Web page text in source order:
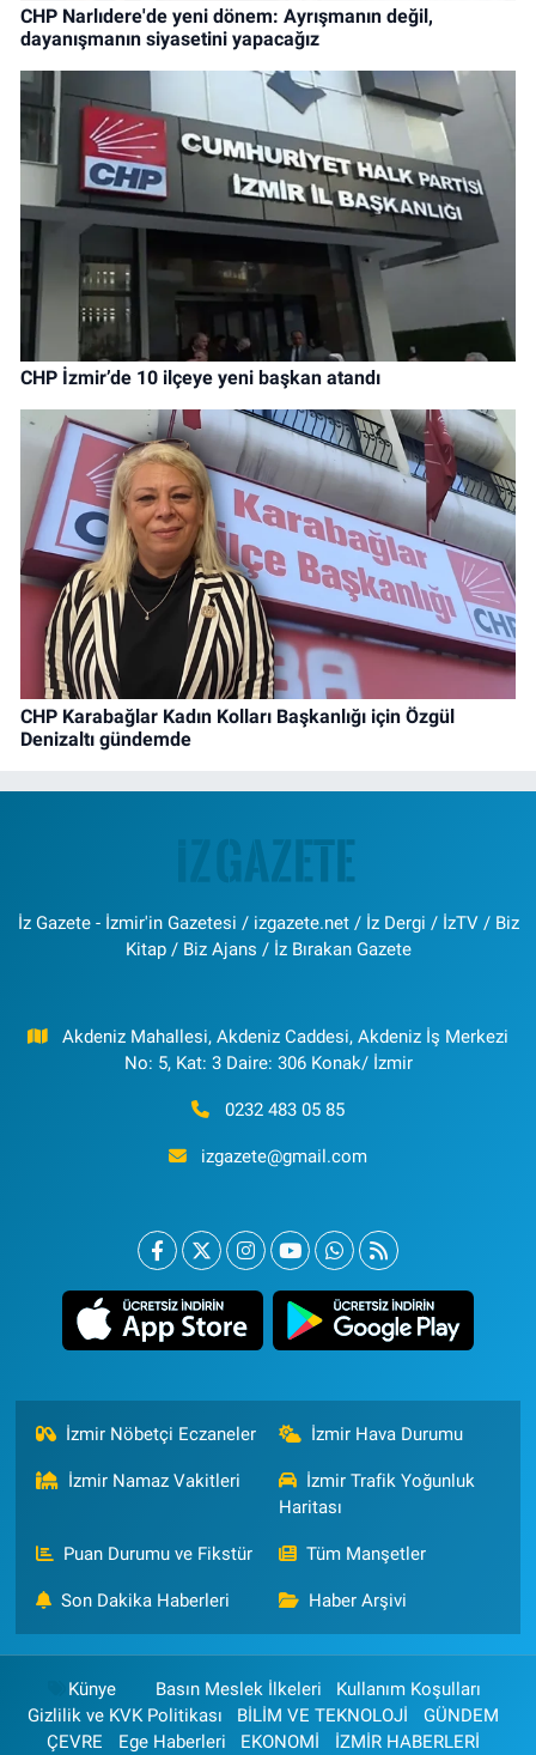
CHP Narlıdere'de yeni dönem: Ayrışmanın değil,
dayanışmanın siyasetini yapacağız
CHP İzmir’de 10 ilçeye yeni başkan atandı
CHP Karabağlar Kadın Kolları Başkanlığı için Özgül
Denizaltı gündemde
İz Gazete - İzmir'in Gazetesi / izgazete.net / İz Dergi / İzTV / Biz
Kitap / Biz Ajans / İz Bırakan Gazete
Akdeniz Mahallesi, Akdeniz Caddesi, Akdeniz İş Merkezi
No: 5, Kat: 3 Daire: 306 Konak/ İzmir
0232 483 05 85
izgazete@gmail.com
İzmir Nöbetçi Eczaneler İzmir Hava Durumu
İzmir Namaz Vakitleri
İzmir Trafik Yoğunluk
Haritası
Puan Durumu ve Fikstür Tüm Manşetler
Son Dakika Haberleri Haber Arşivi
Künye Basın Meslek İlkeleri
Kullanım Koşulları
Gizlilik ve KVK Politikası
BİLİM VE TEKNOLOJİ
GÜNDEM
ÇEVRE
Ege Haberleri EKONOMİ İZMİR HABERLERİ